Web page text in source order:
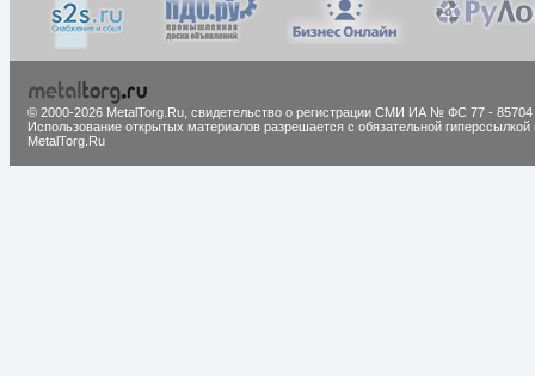
© 2000-2026 MetalTorg.Ru, cвидетельство о регистрации СМИ ИА № ФС 77 - 85704
Использование открытых материалов разрешается с обязательной гиперссылкой
MetalTorg.Ru